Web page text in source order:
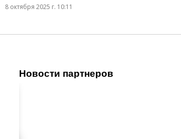
8 октября 2025 г. 10:11
Новости партнеров